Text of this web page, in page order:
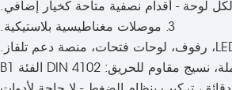
3. موصلات مغناطيسية بلاستيكية.